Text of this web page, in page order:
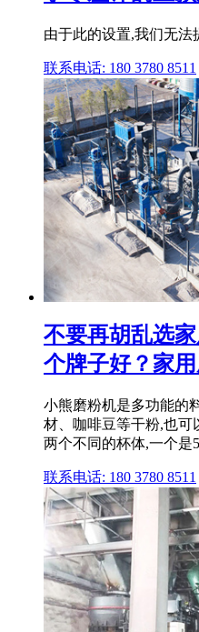
由于此的设置,我们无法
联系电话: 180 3780 8511
不要再胡乱选
个牌子好？家
小熊磨粉机是多功能的
材、咖啡豆等干粉,也可
两个不同的杯体,一个是
联系电话: 180 3780 8511